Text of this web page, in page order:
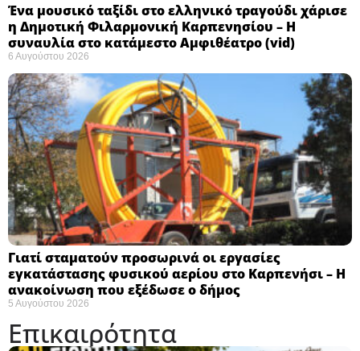
Ένα μουσικό ταξίδι στο ελληνικό τραγούδι χάρισε
η Δημοτική Φιλαρμονική Καρπενησίου – Η
συναυλία στο κατάμεστο Αμφιθέατρο (vid)
6 Αυγούστου 2026
Γιατί σταματούν προσωρινά οι εργασίες
εγκατάστασης φυσικού αερίου στο Καρπενήσι – Η
ανακοίνωση που εξέδωσε ο δήμος
5 Αυγούστου 2026
Επικαιρότητα